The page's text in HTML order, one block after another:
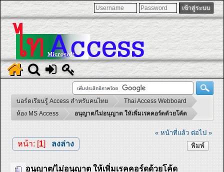
บอร์ดเรียนรู้ Access สำหรับคนไทย
Thai Access Webboard
ห้อง MS Access
อนุญาต/ไม่อนุญาต ให้เพิ่มเรคคอร์ดด้วยโค้ด
« หน้าที่แล้ว ต่อไป »
พิมพ์
หน้า: [1] ลงล่าง
อนุญาต/ไม่อนุญาต ให้เพิ่มเรคคอร์ดด้วยโค้ด